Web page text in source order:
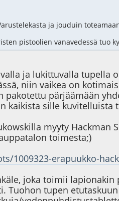
ja jouduin
pistoolien vanavedessä tuo
ja lukittuvalla tupella
niin vaikea on
pakotettu pärjäämään
kaikista sille kuvitelluista
myyty Hackman
toimesta;)
1009323-erapuukko-
joka toimii
Tuohon tupen